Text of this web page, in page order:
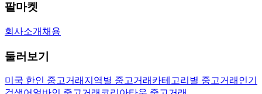
팔마켓
회사소개 채용
둘러보기
미국 한인 중고거래 지역별 중고거래 카테고리별 중고거래 인기